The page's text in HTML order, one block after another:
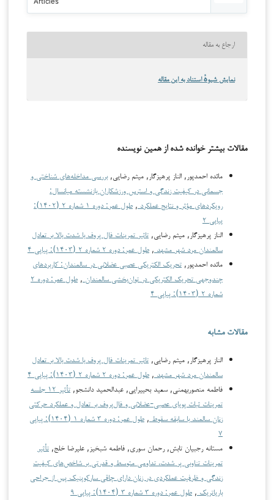
ارجاع به مقاله
نمایش شیوهٔ استناد به این مقاله
مقالات بیشتر خوانده شده از همین نویسنده
مائده احمدپور, الناز پرهیزگار, میثم رضایی,بررسی مداخله‌های شناختی و
جسمانی در کیفیت زندگی و استرس ورزشکاران بازنشسته میانسال:
رویکردهای مؤثر و نتایج عملکرد ,
طول عمر: دوره ۱ شماره ۲ (۱۴۰۲):
پیاپی ۲
الناز پرهیزگار, میثم رضایی, تاثیر تمرینات فال پروف با شدت بالا بر تعادل
سالمندان مرد شهر مشهد , طول عمر: دوره ۲ شماره ۲ (۱۴۰۳): پیاپی ۴
مائده احمدپور, تحریک الکتریکی عصبی عضلانی در سالمندان: کاربردهای
چندوجهی تحریک الکتریکی در توان‌بخشی سالمندان ,
طول عمر: دوره ۲
شماره ۲ (۱۴۰۳): پیاپی ۴
مقالات مشابه
الناز پرهیزگار, میثم رضایی, تاثیر تمرینات فال پروف با شدت بالا بر تعادل
سالمندان مرد شهر مشهد , طول عمر: دوره ۲ شماره ۲ (۱۴۰۳): پیاپی ۴
فاطمه منصوربهمنی, سعید بحییرایی, عبدالحمید دانشجو,
تأثیر ۱۲ جلسه
تمرینات ثبات پویای عصبی-عضلانی و فال‌پروف بر تعادل و عملکرد حرکتی
زنان سالمند با سابقه سقوط ,
طول عمر: دوره ۳ شماره ۱ (۱۴۰۴): پیاپی
۷
مستانه رجبیان تابش, رحمان سوری, فاطمه شبخیز, علیرضا خلج, تأثیر
تمرینات تناوبی پر شدت، تداومی متوسط و قدرتی بر شاخص‌های کیفیت
زندگی و ظرفیت عملکردی در زنان دارای چاقی سارکوپنیک پس از جراحی
باریاتریک , طول عمر: دوره ۳ شماره ۳ (۱۴۰۴): پیاپی ۹